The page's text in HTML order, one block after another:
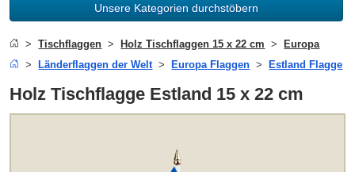
Unsere Kategorien durchstöbern
Tischflaggen Holz Tischflaggen 15 x 22 cm
Europa
Länderflaggen der Welt
Europa Flaggen Estland Flagge
Holz Tischflagge Estland 15 x 22 cm